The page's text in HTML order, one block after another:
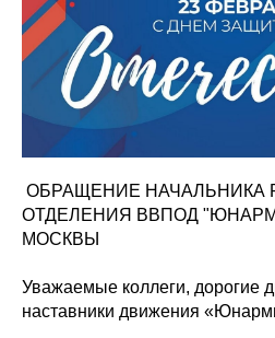
ОБРАЩЕНИЕ НАЧАЛЬНИКА
ОТДЕЛЕНИЯ ВВПОД
МОСКВЫ
Уважаемые коллеги, дорогие
наставники движения